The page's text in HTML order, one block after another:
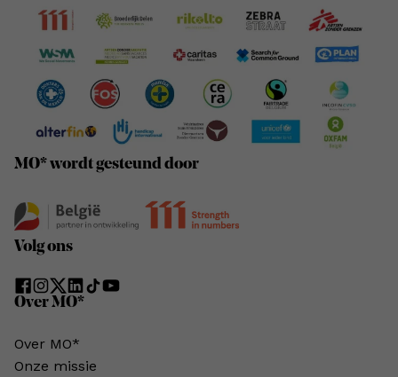
MO* wordt gesteund door
Volg ons
Over MO*
Over MO*
Onze missie